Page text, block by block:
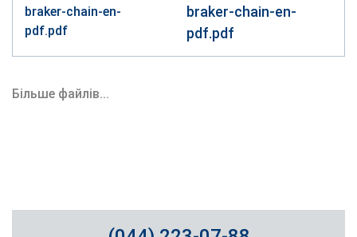
braker-chain-en-
pdf.pdf
Більше файлів...